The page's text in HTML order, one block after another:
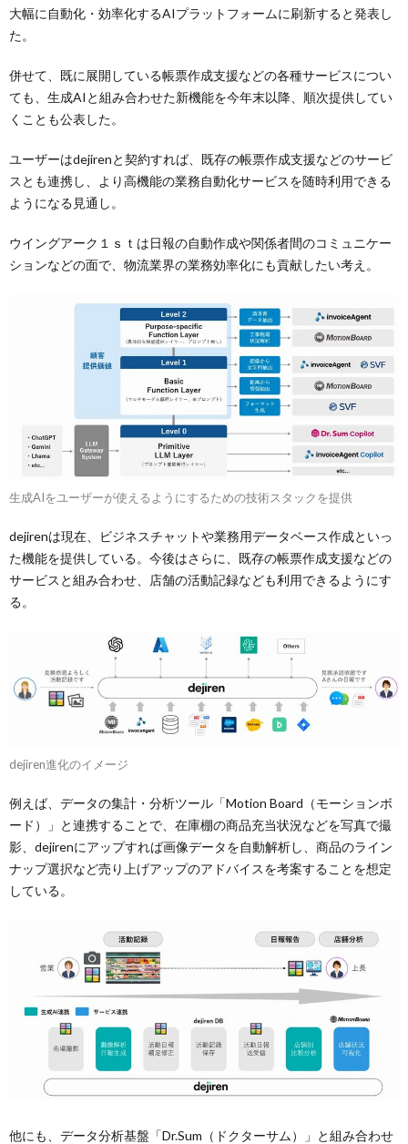
大幅に自動化・効率化するAIプラットフォームに刷新すると発表し
た。
併せて、既に展開している帳票作成支援などの各種サービスについ
ても、生成AIと組み合わせた新機能を今年末以降、順次提供してい
くことも公表した。
ユーザーはdejirenと契約すれば、既存の帳票作成支援などのサービ
スとも連携し、より高機能の業務自動化サービスを随時利用できる
ようになる見通し。
ウイングアーク１ｓｔは日報の自動作成や関係者間のコミュニケー
ションなどの面で、物流業界の業務効率化にも貢献したい考え。
生成AIをユーザーが使えるようにするための技術スタックを提供
dejirenは現在、ビジネスチャットや業務用データベース作成といっ
た機能を提供している。今後はさらに、既存の帳票作成支援などの
サービスと組み合わせ、店舗の活動記録なども利用できるようにす
る。
dejiren進化のイメージ
例えば、データの集計・分析ツール「Motion Board（モーションボ
ード）」と連携することで、在庫棚の商品充当状況などを写真で撮
影、dejirenにアップすれば画像データを自動解析し、商品のライン
ナップ選択など売り上げアップのアドバイスを考案することを想定
している。
他にも、データ分析基盤「Dr.Sum（ドクターサム）」と組み合わせ